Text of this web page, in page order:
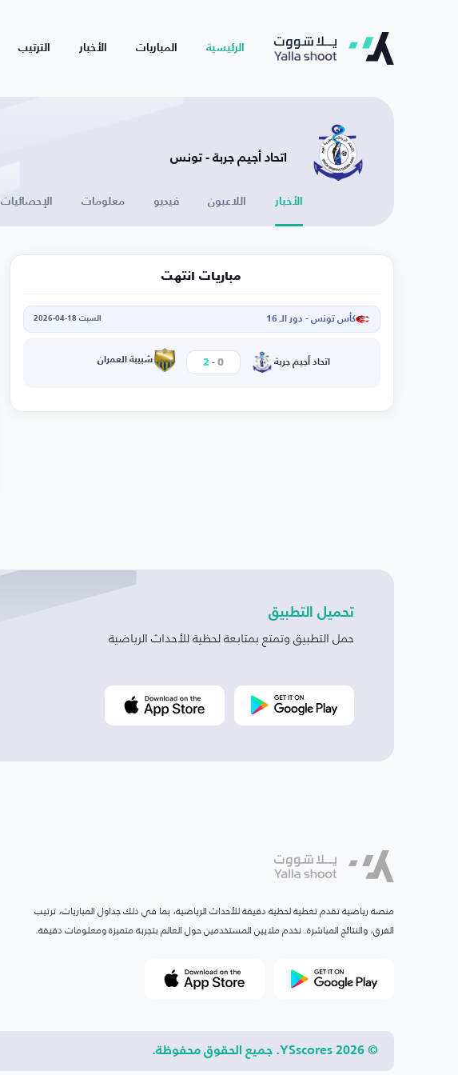
الرئيسية المباريات الأخبار الترتيب
اتحاد أجيم جربة - تونس
الأخبار اللاعبون فيديو معلومات الإحصائيات
مباريات انتهت
كأس تونس - دور الـ 16 السبت 18-04-2026
اتحاد أجيم جربة 0
-
2 شبيبة العمران
تحميل التطبيق
حمل التطبيق وتمتع بمتابعة لحظية للأحداث الرياضية
منصة رياضية تقدم تغطية لحظية دقيقة للأحداث الرياضية، بما في ذلك جداول المباريات، ترتيب
الفرق، والنتائج المباشرة. نخدم ملايين المستخدمين حول العالم بتجربة متميزة ومعلومات دقيقة.
© 2026 YSscores. جميع الحقوق محفوظة.